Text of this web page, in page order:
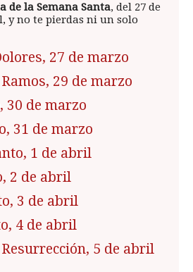
de la Semana Santa, del 27 de
y no te pierdas ni un solo
27 de marzo
29 de marzo
30 de marzo
31 de marzo
1 de abril
2 de abril
3 de abril
4 de abril
5 de abril